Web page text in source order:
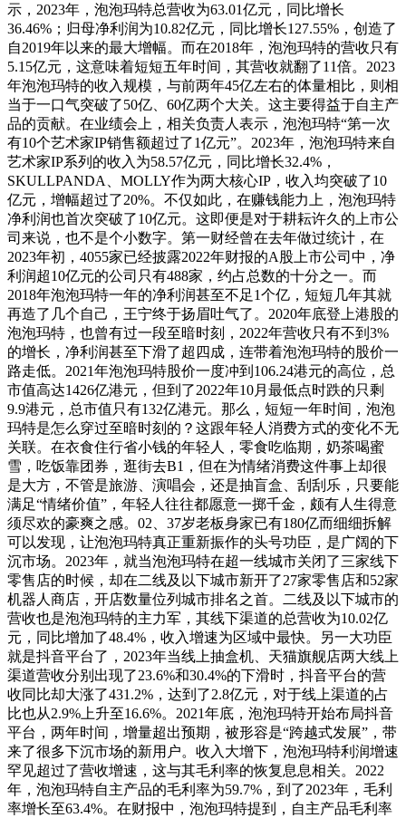
示，2023年，泡泡玛特总营收为63.01亿元，同比增长
36.46%；归母净利润为10.82亿元，同比增长127.55%，创造了
自2019年以来的最大增幅。而在2018年，泡泡玛特的营收只有
5.15亿元，这意味着短短五年时间，其营收就翻了11倍。2023
年泡泡玛特的收入规模，与前两年45亿左右的体量相比，则相
当于一口气突破了50亿、60亿两个大关。这主要得益于自主产
品的贡献。在业绩会上，相关负责人表示，泡泡玛特“第一次
有10个艺术家IP销售额超过了1亿元”。2023年，泡泡玛特来自
艺术家IP系列的收入为58.57亿元，同比增长32.4%，
SKULLPANDA、MOLLY作为两大核心IP，收入均突破了10
亿元，增幅超过了20%。不仅如此，在赚钱能力上，泡泡玛特
净利润也首次突破了10亿元。这即便是对于耕耘许久的上市公
司来说，也不是个小数字。第一财经曾在去年做过统计，在
2023年初，4055家已经披露2022年财报的A股上市公司中，净
利润超10亿元的公司只有488家，约占总数的十分之一。而
2018年泡泡玛特一年的净利润甚至不足1个亿，短短几年其就
再造了几个自己，王宁终于扬眉吐气了。2020年底登上港股的
泡泡玛特，也曾有过一段至暗时刻，2022年营收只有不到3%
的增长，净利润甚至下滑了超四成，连带着泡泡玛特的股价一
路走低。2021年泡泡玛特股价一度冲到106.24港元的高位，总
市值高达1426亿港元，但到了2022年10月最低点时跌的只剩
9.9港元，总市值只有132亿港元。那么，短短一年时间，泡泡
玛特是怎么穿过至暗时刻的？这跟年轻人消费方式的变化不无
关联。在衣食住行省小钱的年轻人，零食吃临期，奶茶喝蜜
雪，吃饭靠团券，逛街去B1，但在为情绪消费这件事上却很
是大方，不管是旅游、演唱会，还是抽盲盒、刮刮乐，只要能
满足“情绪价值”，年轻人往往都愿意一掷千金，颇有人生得意
须尽欢的豪爽之感。02、37岁老板身家已有180亿而细细拆解
可以发现，让泡泡玛特真正重新振作的头号功臣，是广阔的下
沉市场。2023年，就当泡泡玛特在超一线城市关闭了三家线下
零售店的时候，却在二线及以下城市新开了27家零售店和52家
机器人商店，开店数量位列城市排名之首。二线及以下城市的
营收也是泡泡玛特的主力军，其线下渠道的总营收为10.02亿
元，同比增加了48.4%，收入增速为区域中最快。另一大功臣
就是抖音平台了，2023年当线上抽盒机、天猫旗舰店两大线上
渠道营收分别出现了23.6%和30.4%的下滑时，抖音平台的营
收同比却大涨了431.2%，达到了2.8亿元，对于线上渠道的占
比也从2.9%上升至16.6%。2021年底，泡泡玛特开始布局抖音
平台，两年时间，增量超出预期，被形容是“跨越式发展”，带
来了很多下沉市场的新用户。收入大增下，泡泡玛特利润增速
罕见超过了营收增速，这与其毛利率的恢复息息相关。2022
年，泡泡玛特自主产品的毛利率为59.7%，到了2023年，毛利
率增长至63.4%。在财报中，泡泡玛特提到，自主产品毛利率